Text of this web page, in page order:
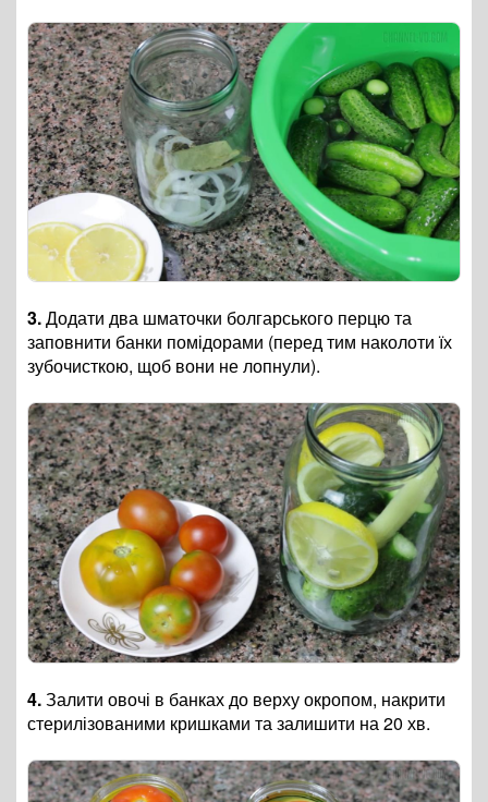
3.Додати два шматочки болгарського перцю та
заповнити банки помідорами (перед тим наколоти їх
зубочисткою, щоб вони не лопнули).
4.Залити овочі в банках до верху окропом, накрити
стерилізованими кришками та залишити на 20 хв.